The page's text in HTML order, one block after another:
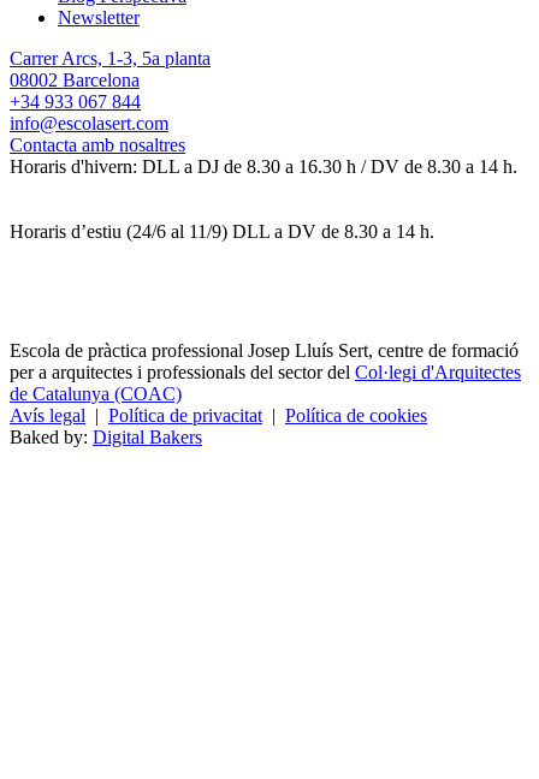
Newsletter
Carrer Arcs, 1-3, 5a planta
08002 Barcelona
+34 933 067 844
info@escolasert.com
Contacta amb nosaltres
Horaris d'hivern: DLL a DJ de 8.30 a 16.30 h / DV de 8.30 a 14 h.
Horaris d’estiu (24/6 al 11/9) DLL a DV de 8.30 a 14 h.
Escola de pràctica professional Josep Lluís Sert, centre de formació
per a arquitectes i professionals del sector del Col·legi d'Arquitectes
de Catalunya (COAC)
Avís legal | Política de privacitat| Política de cookies
Baked by: Digital Bakers